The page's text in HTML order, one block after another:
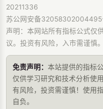
20211336
苏公网安备32058302004495
声明：本网站所有指标公式仅
议。投资有风险，入市需谨慎。
免责声明： 本站提供的指标
仅供学习研究和技术分析使
有风险，投资需谨慎！使用
自负。